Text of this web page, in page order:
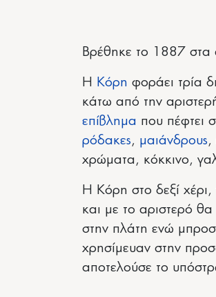
Βρέθηκε το 1887 στα
Η Κόρη φοράει τρία
κάτω από την
επίβλημα που πέφτει
ρόδακες, μαιάνδρους,
χρώματα, κόκκινο,
Η Κόρη στο δεξί
και με το αριστερό
στην πλάτη ενώ
χρησίμευαν στην
αποτελούσε το